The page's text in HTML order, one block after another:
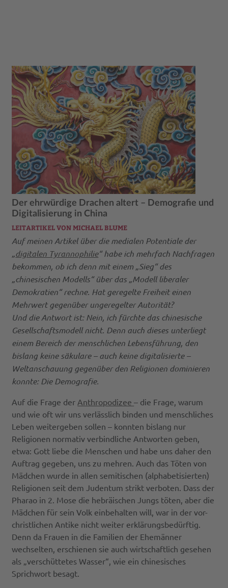
Der ehrwürdige Drachen altert – Demografie und
Digitalisierung in China
LEITARTIKEL VON MICHAEL BLUME
Auf meinen Artikel über die medialen Potentiale der
„digitalen Tyrannophilie“ habe ich mehrfach Nachfragen
bekommen, ob ich denn mit einem „Sieg“ des
„chinesischen Modells“ über das „Modell liberaler
Demokratien“ rechne. Hat geregelte Freiheit einen
Mehrwert gegenüber ungeregelter Autorität?
Und die Antwort ist: Nein, ich fürchte das chinesische
Gesellschaftsmodell nicht. Denn auch dieses unterliegt
einem Bereich der menschlichen Lebensführung, den
bislang keine säkulare – auch keine digitalisierte –
Weltanschauung gegenüber den Religionen dominieren
konnte: Die Demografie.
Auf die Frage der Anthropodizee– die Frage, warum
und wie oft wir uns verlässlich binden und menschliches
Leben weitergeben sollen – konnten bislang nur
Religionen normativ verbindliche Antworten geben,
etwa: Gott liebe die Menschen und habe uns daher den
Auftrag gegeben, uns zu mehren. Auch das Töten von
Mädchen wurde in allen semitischen (alphabetisierten)
Religionen seit dem Judentum strikt verboten. Dass der
Pharao in 2. Mose die hebräischen Jungs töten, aber die
Mädchen für sein Volk einbehalten will, war in der vor-
christlichen Antike nicht weiter erklärungsbedürftig.
Denn da Frauen in die Familien der Ehemänner
wechselten, erschienen sie auch wirtschaftlich gesehen
als „verschüttetes Wasser“, wie ein chinesisches
Sprichwort besagt.